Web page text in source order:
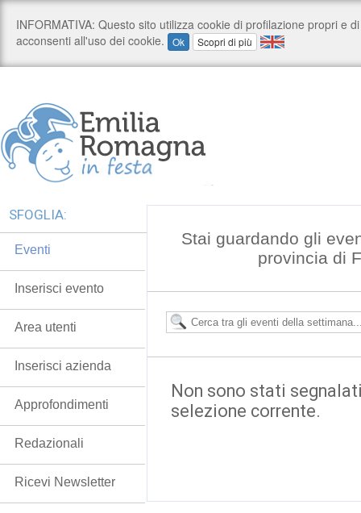
Stai guardando gli
provincia di
Non sono stati
selezione corrente.
SFOGLIA:
Eventi
Inserisci evento
Area utenti
Inserisci azienda
Approfondimenti
Redazionali
Ricevi Newsletter